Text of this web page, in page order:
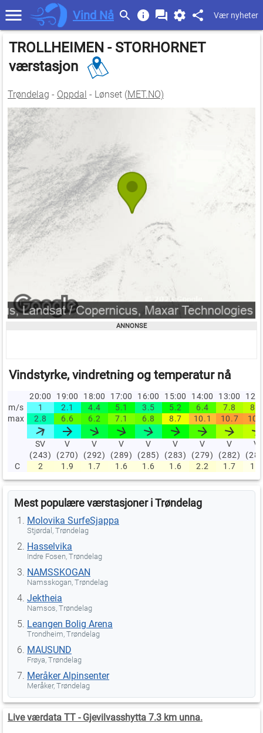
Vind Nå Vær nyheter
TROLLHEIMEN - STORHORNET
værstasjon
Trøndelag - Oppdal - Lønset (MET.NO)
Vindstyrke, vindretning og temperatur nå
20:00 19:00 18:00 17:00 16:00 15:00 14:00 13:00
m/s
1 2.1 4.4 5.1 3.5 5.2 6.4 7.8
8.1
max
2.8 6.6 6.2 7.1 6.8 8.7 10.1 10.7
SV
(243)
V
(270)
V
(292)
V
(289)
V
(285)
V
(283)
V
(279)
V
(282)
V
C
2 1.9 1.7 1.6 1.6 1.6 2.2 1.7 1.1
Mest populære værstasjoner i Trøndelag
Molovika SurfeSjappa
Stjørdal, Trøndelag
Hasselvika
Indre Fosen, Trøndelag
NAMSSKOGAN
Namsskogan, Trøndelag
Jektheia
Namsos, Trøndelag
Leangen Bolig Arena
Trondheim, Trøndelag
MAUSUND
Frøya, Trøndelag
Meråker Alpinsenter
Meråker, Trøndelag
Live værdata TT - Gjevilvasshytta 7.3 km unna.